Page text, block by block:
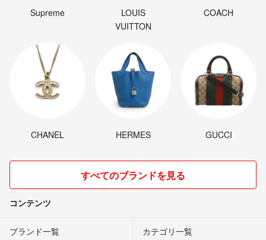
Supreme
LOUIS
VUITTON
COACH
CHANEL HERMES GUCCI
すべてのブランドを見る
コンテンツ
ブランド一覧 カテゴリ一覧